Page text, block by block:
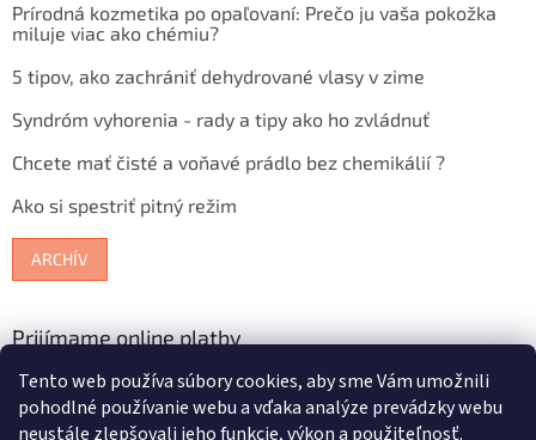
Tento web používa súbory cookies, aby sme Vám umožnili
pohodlné používanie webu a vďaka analýze prevádzky webu
neustále zlepšovali jeho funkcie, výkon a použiteľnosť.
Prírodná kozmetika po opaľovaní: Prečo ju vaša pokožka
miluje viac ako chémiu?
5 tipov, ako zachrániť dehydrované vlasy v zime
Syndróm vyhorenia - rady a tipy ako ho zvládnuť
Chcete mať čisté a voňavé prádlo bez chemikálií ?
Ako si spestriť pitný režim
ARCHÍV
Prijímame online platby